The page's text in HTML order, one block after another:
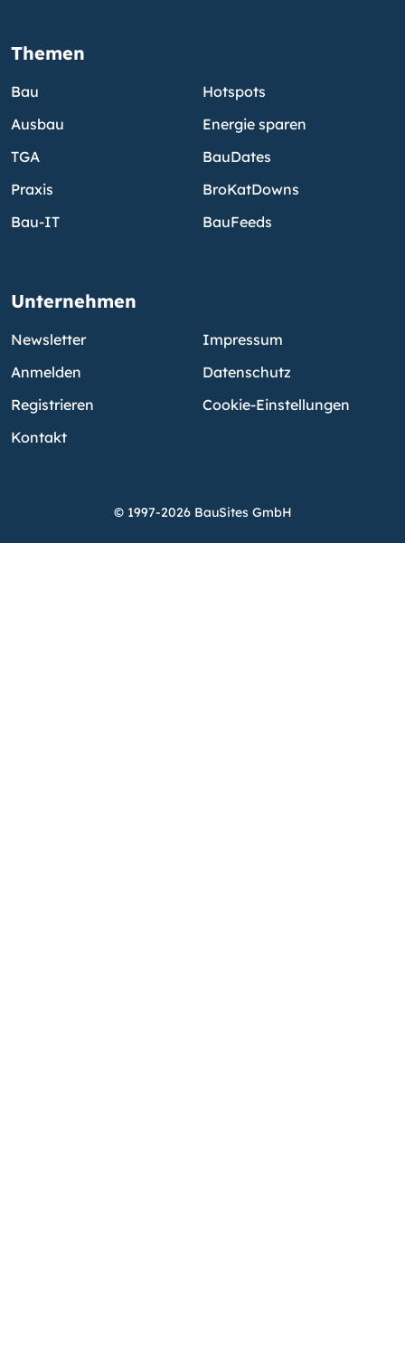
Themen
Bau
Ausbau
TGA
Praxis
Bau-IT
Hotspots
Energie sparen
BauDates
BroKatDowns
BauFeeds
Unternehmen
Newsletter
Anmelden
Registrieren
Kontakt
Impressum
Datenschutz
Cookie-Einstellungen
© 1997-2026 BauSites GmbH